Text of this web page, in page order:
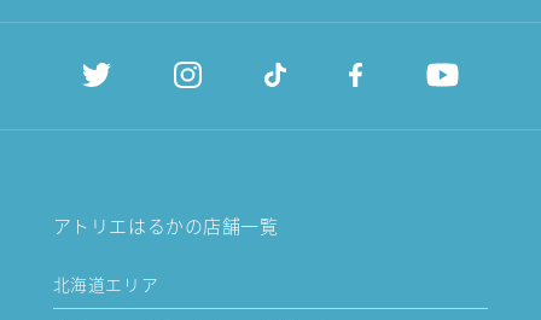
アトリエはるかの店舗一覧
北海道エリア